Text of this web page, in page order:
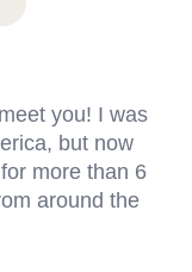
you! I was
but now
more than 6
around the